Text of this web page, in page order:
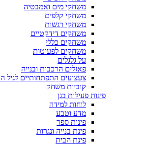
משחקי מים ואמבטיה
משחקי קלפים
משחקי רגשות
משחקים דידקטיים
משחקים כללי
משחקים לפעוטות
על גלגלים
פאזלים הרכבות ובנייה
צעצועים התפתחותיים לגיל
קוביות משחק
פינות פעילות בגן
לוחות למידה
מדע וטבע
פינות ספר
פינת בנייה ונגרות
פינת הבית